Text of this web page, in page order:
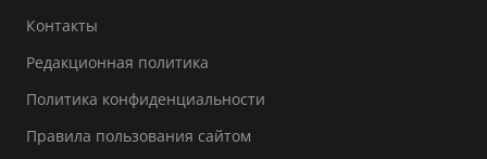
Контакты
Редакционная политика
Политика конфиденциальности
Правила пользования сайтом